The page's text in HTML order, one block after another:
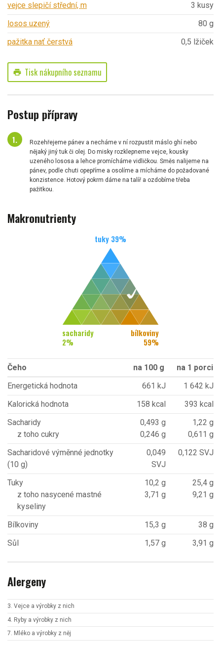
vejce slepičí střední, m
3 kusy
losos uzený
80 g
pažitka nať čerstvá
0,5 lžiček
print Tisk nákupního seznamu
Postup přípravy
Rozehřejeme pánev a necháme v ní rozpustit máslo ghí nebo
nějaký jiný tuk či olej. Do misky rozklepneme vejce, kousky
uzeného lososa a lehce promícháme vidličkou. Směs nalijeme na
pánev, podle chuti opepříme a osolíme a mícháme do požadované
konzistence. Hotový pokrm dáme na talíř a ozdobíme třeba
pažitkou.
Makronutrienty
tuky 39%
sacharidy
2%
bílkoviny
59%
Čeho na 100 g
na 1 porci
Energetická hodnota
661 kJ
1 642 kJ
Kalorická hodnota
158 kcal
393 kcal
Sacharidy
z toho cukry
0,493 g
0,246 g
1,22 g
0,611 g
Sacharidové výměnné jednotky
(10 g)
0,049
SVJ
0,122 SVJ
Tuky
z toho nasycené mastné
kyseliny
10,2 g
3,71 g
25,4 g
9,21 g
Bílkoviny 15,3 g
38 g
Sůl
1,57 g 3,91 g
Alergeny
3. Vejce a výrobky z nich
4. Ryby a výrobky z nich
7. Mléko a výrobky z něj